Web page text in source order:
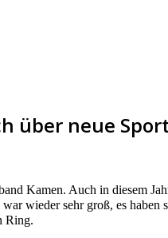
über neue
Kamen. Auch in diesem
wieder sehr groß, es
Ring.